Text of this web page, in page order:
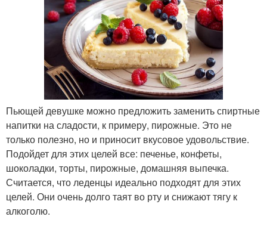
Пьющей девушке можно предложить заменить спиртные
напитки на сладости, к примеру, пирожные. Это не
только полезно, но и приносит вкусовое удовольствие.
Подойдет для этих целей все: печенье, конфеты,
шоколадки, торты, пирожные, домашняя выпечка.
Считается, что леденцы идеально подходят для этих
целей. Они очень долго таят во рту и снижают тягу к
алкоголю.